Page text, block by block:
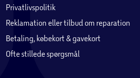
Privatlivspolitik
Reklamation eller tilbud om reparation
Betaling, købekort & gavekort
Ofte stillede spørgsmål